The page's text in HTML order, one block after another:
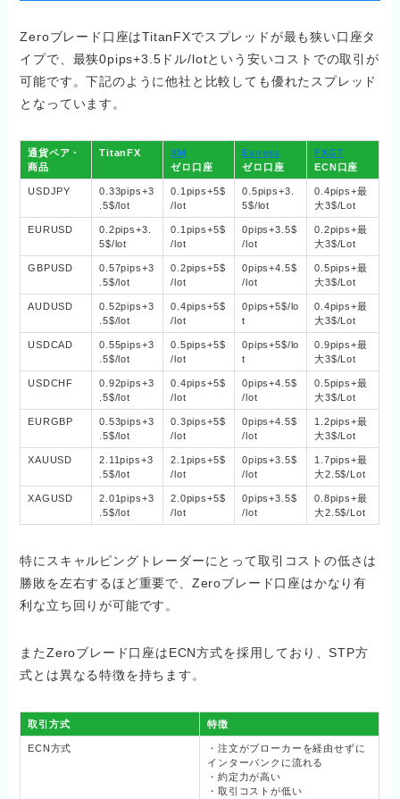
Zeroブレード口座はTitanFXでスプレッドが最も狭い口座タ
イプで、最狭0pips+3.5ドル/lotという安いコストでの取引が
可能です。下記のように他社と比較しても優れたスプレッド
となっています。
通貨ペア・
商品
TitanFX
XM
ゼロ口座
Exness
ゼロ口座
FXGT
ECN口座
USDJPY
0.33pips+3
.5$/lot
0.1pips+5$
/lot
0.5pips+3.
5$/lot
0.4pips+最
大3$/Lot
EURUSD
0.2pips+3.
5$/lot
0.1pips+5$
/lot
0pips+3.5$
/lot
0.2pips+最
大3$/Lot
GBPUSD
0.57pips+3
.5$/lot
0.2pips+5$
/lot
0pips+4.5$
/lot
0.5pips+最
大3$/Lot
AUDUSD
0.52pips+3
.5$/lot
0.4pips+5$
/lot
0pips+5$/lo
t
0.4pips+最
大3$/Lot
USDCAD
0.55pips+3
.5$/lot
0.5pips+5$
/lot
0pips+5$/lo
t
0.9pips+最
大3$/Lot
USDCHF
0.92pips+3
.5$/lot
0.4pips+5$
/lot
0pips+4.5$
/lot
0.5pips+最
大3$/Lot
EURGBP
0.53pips+3
.5$/lot
0.3pips+5$
/lot
0pips+4.5$
/lot
1.2pips+最
大3$/Lot
XAUUSD
2.11pips+3
.5$/lot
2.1pips+5$
/lot
0pips+3.5$
/lot
1.7pips+最
大2.5$/Lot
XAGUSD
2.01pips+3
.5$/lot
2.0pips+5$
/lot
0pips+3.5$
/lot
0.8pips+最
大2.5$/Lot
特にスキャルピングトレーダーにとって取引コストの低さは
勝敗を左右するほど重要で、Zeroブレード口座はかなり有
利な立ち回りが可能です。
またZeroブレード口座はECN方式を採用しており、STP方
式とは異なる特徴を持ちます。
取引方式 特徴
ECN方式
・注文がブローカーを経由せずに
インターバンクに流れる
・約定力が高い
・取引コストが低い